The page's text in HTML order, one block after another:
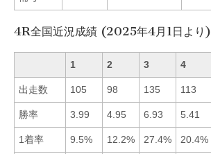
4R全国近況成績 (2025年4月1日より)
1 2 3 4
出走数 105 98 135 113
勝率 3.99 4.95 6.93 5.41
1着率 9.5% 12.2% 27.4% 20.4%